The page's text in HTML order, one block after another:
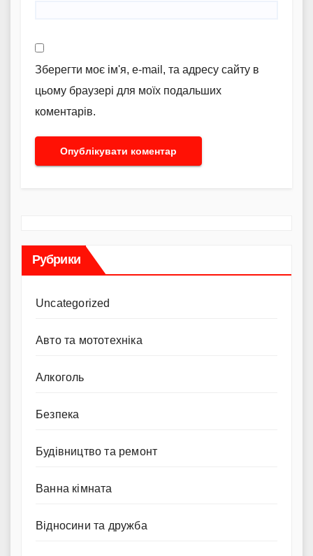
Зберегти моє ім'я, e-mail, та адресу сайту в
цьому браузері для моїх подальших
коментарів.
Рубрики
Uncategorized
Авто та мототехніка
Алкоголь
Безпека
Будівництво та ремонт
Ванна кімната
Відносини та дружба